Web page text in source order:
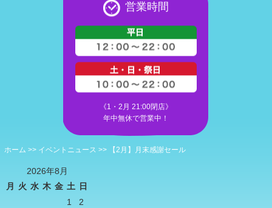
営業時間
《1・2月 21:00閉店》
年中無休で営業中！
ホーム >> イベントニュース >> 【2月】月末感謝セール
2026年8月
月
火 水 木 金 土 日
1
2